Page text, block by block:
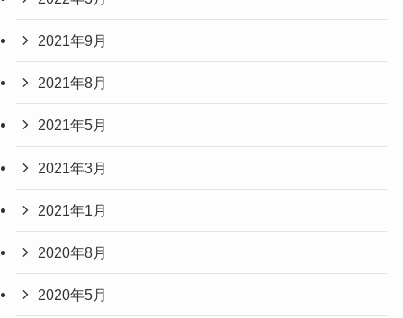
2021年9月
2021年8月
2021年5月
2021年3月
2021年1月
2020年8月
2020年5月